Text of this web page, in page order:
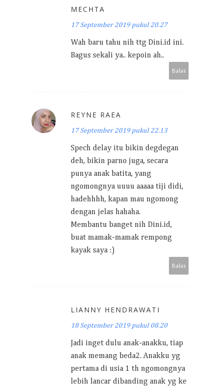
MECHTA
17 September 2019 pukul 20.27
Wah baru tahu nih ttg Dini.id ini.
Bagus sekali ya.. kepoin ah..
Balas
REYNE RAEA
17 September 2019 pukul 22.13
Spech delay itu bikin degdegan
deh, bikin parno juga, secara
punya anak batita, yang
ngomongnya uuuu aaaaa tiji didi,
hadehhhh, kapan mau ngomong
dengan jelas hahaha.
Membantu banget nih Dini.id,
buat mamak-mamak rempong
kayak saya :)
Balas
LIANNY HENDRAWATI
18 September 2019 pukul 08.20
Jadi inget dulu anak-anakku, tiap
anak memang beda2. Anakku yg
pertama di usia 1 th ngomongnya
lebih lancar dibanding anak yg ke